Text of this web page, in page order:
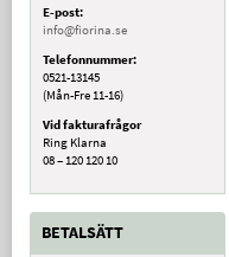
E-post:
info@fiorina.se
Telefonnummer:
0521-13145
(Mån-Fre 11-16)
Vid fakturafrågor
Ring Klarna
08 – 120 120 10
BETALSÄTT